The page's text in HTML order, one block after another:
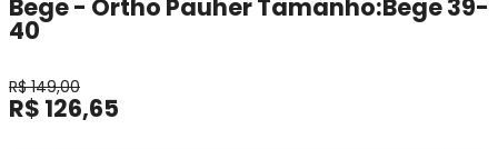
Bege - Ortho Pauher Tamanho:Bege 39-
40
R$ 149,00
R$ 126,65